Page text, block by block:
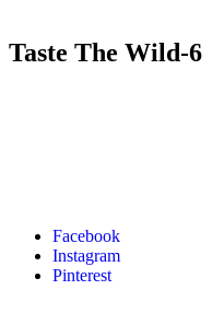
Facebook
Instagram
Pinterest
Taste The Wild-6